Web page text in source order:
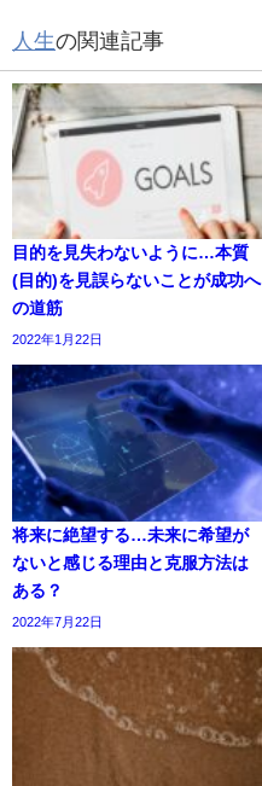
人生の関連記事
目的を見失わないように…本質
(目的)を見誤らないことが成功へ
の道筋
2022年1月22日
将来に絶望する…未来に希望が
ないと感じる理由と克服方法は
ある？
2022年7月22日